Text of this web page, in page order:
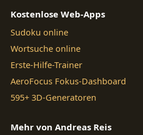
Kostenlose Web-Apps
Sudoku online
Wortsuche online
Erste-Hilfe-Trainer
AeroFocus Fokus-Dashboard
595+ 3D-Generatoren
Mehr von Andreas Reis